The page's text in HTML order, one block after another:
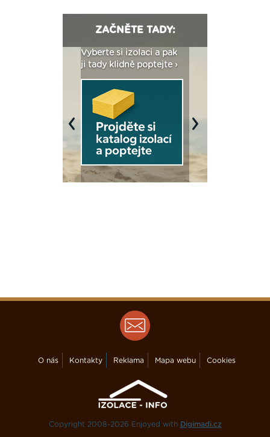
ZAČNĚTE TADY:
Vyberte si izolaci a pak
ji tady klidně poptejte ›
Previous Next
O nás Kontakty Reklama Mapa webu Cookies
Copyright 2008-2026 Enjoyed with Digimadi.cz